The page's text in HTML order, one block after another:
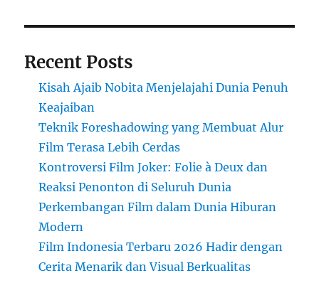
Recent Posts
Kisah Ajaib Nobita Menjelajahi Dunia Penuh
Keajaiban
Teknik Foreshadowing yang Membuat Alur
Film Terasa Lebih Cerdas
Kontroversi Film Joker: Folie à Deux dan
Reaksi Penonton di Seluruh Dunia
Perkembangan Film dalam Dunia Hiburan
Modern
Film Indonesia Terbaru 2026 Hadir dengan
Cerita Menarik dan Visual Berkualitas